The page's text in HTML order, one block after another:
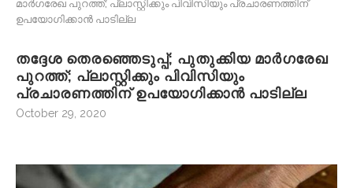
മാര്‍ഗരേഖ പുറത്ത്; പ്ലാസ്റ്റിക്കും പിവിസിയും പ്രചാരണത്തിന്
ഉപയോഗിക്കാന്‍ പാടില്ല
തദ്ദേശ തെരഞ്ഞെടുപ്പ്; പുതുക്കിയ മാര്‍ഗരേഖ
പുറത്ത്; പ്ലാസ്റ്റിക്കും പിവിസിയും
പ്രചാരണത്തിന് ഉപയോഗിക്കാന്‍ പാടില്ല
October 29, 2020